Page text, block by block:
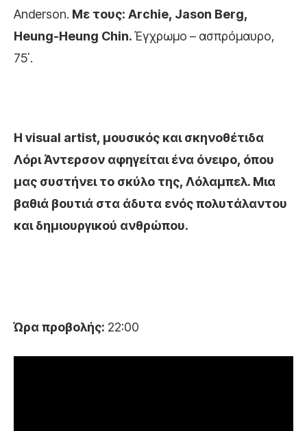
Anderson. Με τους: Archie, Jason Berg,
Heung-Heung Chin.Έγχρωμο – ασπρόμαυρο,
75΄.
H visual artist, μουσικός και σκηνοθέτιδα
Λόρι Άντερσον αφηγείται ένα όνειρο, όπου
μας συστήνει το σκύλο της, Λόλαμπελ. Μια
βαθιά βουτιά στα άδυτα ενός πολυτάλαντου
και δημιουργικού ανθρώπου.
Ώρα προβολής: 22:00